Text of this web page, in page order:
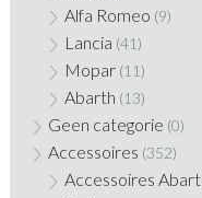
Alfa Romeo (9)
Lancia (41)
Mopar (11)
Abarth (13)
Geen categorie (0)
Accessoires (352)
Accessoires